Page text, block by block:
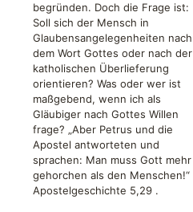
begründen. Doch die Frage ist:
Soll sich der Mensch in
Glaubensangelegenheiten nach
dem Wort Gottes oder nach der
katholischen Überlieferung
orientieren? Was oder wer ist
maßgebend, wenn ich als
Gläubiger nach Gottes Willen
frage? „Aber Petrus und die
Apostel antworteten und
sprachen: Man muss Gott mehr
gehorchen als den Menschen!“
Apostelgeschichte 5,29 .